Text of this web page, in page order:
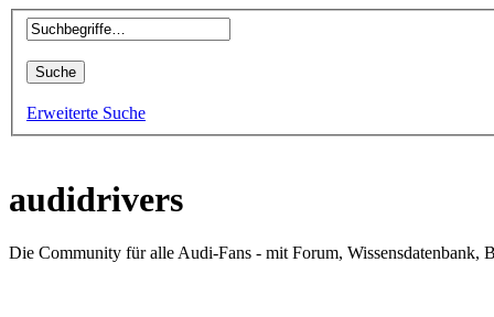
Erweiterte Suche
audidrivers
Die Community für alle Audi-Fans - mit Forum, Wissensdatenbank,